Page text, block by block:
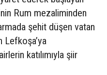
Rum mezaliminden
şehit düşen vatan
Lefkoşa’ya
katılımıyla şiir